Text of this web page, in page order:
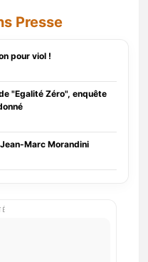
Presse
pour viol !
"Egalité Zéro", enquête
Marc Morandini